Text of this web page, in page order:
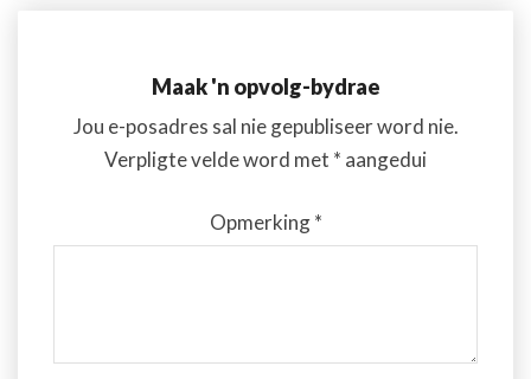
Maak 'n opvolg-bydrae
Jou e-posadres sal nie gepubliseer word nie.
Verpligte velde word met * aangedui
Opmerking*